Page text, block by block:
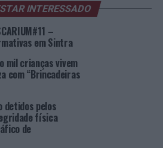
garantida para os mais novos
de aves de rapina, assim
no dia 3 de junho, das 10h00
livre.
da Câmara
INTERESSADO
–
em Sintra
mil crianças vivem
com “Brincadeiras
detidos pelos
física
de